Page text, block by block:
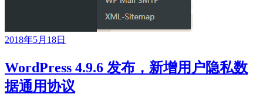
2018年5月18日
WordPress 4.9.6 发布，新增用户隐私数
据通用协议